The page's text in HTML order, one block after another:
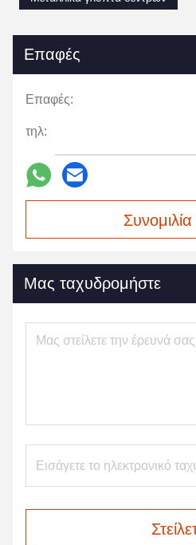
Επαφές
Επαφές:
τηλ:
Μας ταχυδρομήστε